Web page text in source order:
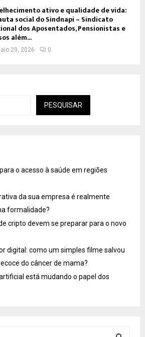
ativo e qualidade de vida:
social do Sindnapi – Sindicato
dos Aposentados, Pensionistas e
além...
29, 2026 0
PESQUISAR
o acesso à saúde em regiões
da sua empresa é realmente
formalidade?
cripto devem se preparar para o novo
digital: como um simples filme salvou
do câncer de mama?
está mudando o papel dos